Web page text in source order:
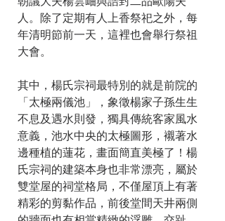
人。除了定期有人上香祭祀之外，每
年清明節前一天，這裡也會舉行祭祖
大會。
其中，楊氏宗祠最特別的就是前院的
「太極兩儀池」，象徵楊家子孫生生
不息及遇水則發，獨具傳統客家風水
意義，池水中央的太極圖形，襯著水
邊種植的蓮花，畫面簡直美極了！楊
氏宗祠的建築本身也非常漂亮，屬於
雙堂屋的祠堂格局，不僅屋頂上有著
精彩的剪黏作品，前後堂間天井兩側